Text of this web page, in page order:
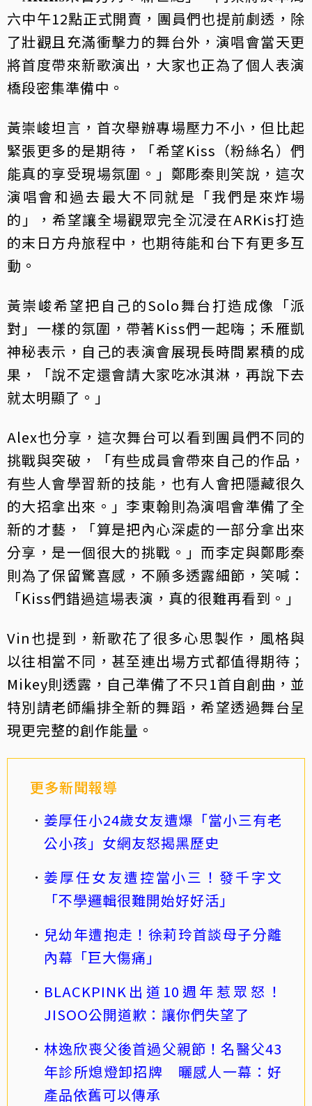
六中午12點正式開賣，團員們也提前劇透，除
了壯觀且充滿衝擊力的舞台外，演唱會當天更
將首度帶來新歌演出，大家也正為了個人表演
橋段密集準備中。
黃崇峻坦言，首次舉辦專場壓力不小，但比起
緊張更多的是期待，「希望Kiss（粉絲名）們
能真的享受現場氛圍。」鄭彫秦則笑說，這次
演唱會和過去最大不同就是「我們是來炸場
的」，希望讓全場觀眾完全沉浸在ARKis打造
的末日方舟旅程中，也期待能和台下有更多互
動。
黃崇峻希望把自己的Solo舞台打造成像「派
對」一樣的氛圍，帶著Kiss們一起嗨；禾雁凱
神秘表示，自己的表演會展現長時間累積的成
果，「說不定還會請大家吃冰淇淋，再說下去
就太明顯了。」
Alex也分享，這次舞台可以看到團員們不同的
挑戰與突破，「有些成員會帶來自己的作品，
有些人會學習新的技能，也有人會把隱藏很久
的大招拿出來。」李東翰則為演唱會準備了全
新的才藝，「算是把內心深處的一部分拿出來
分享，是一個很大的挑戰。」而李定與鄭彫秦
則為了保留驚喜感，不願多透露細節，笑喊：
「Kiss們錯過這場表演，真的很難再看到。」
Vin也提到，新歌花了很多心思製作，風格與
以往相當不同，甚至連出場方式都值得期待；
Mikey則透露，自己準備了不只1首自創曲，並
特別請老師編排全新的舞蹈，希望透過舞台呈
現更完整的創作能量。
更多新聞報導
姜厚任小24歲女友遭爆「當小三有老
公小孩」女網友怒揭黑歷史
姜厚任女友遭控當小三！發千字文
「不學邏輯很難開始好好活」
兒幼年遭抱走！徐莉玲首談母子分離
內幕「巨大傷痛」
BLACKPINK出道10週年惹眾怒！
JISOO公開道歉：讓你們失望了
林逸欣喪父後首過父親節！名醫父43
年診所熄燈卸招牌 曬感人一幕：好
產品依舊可以傳承